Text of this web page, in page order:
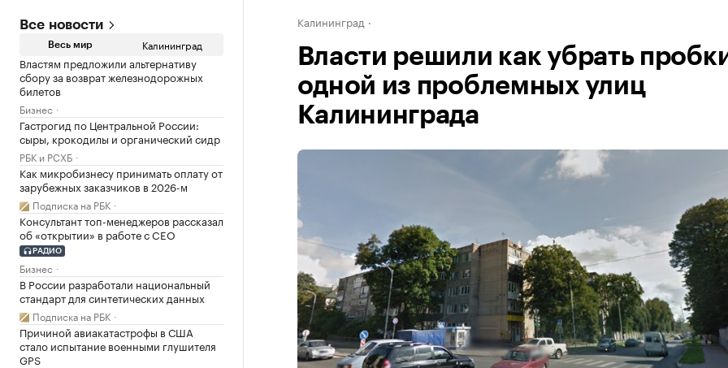
Все новости
Весь мир Калининград
Властям предложили альтернативу
сбору за возврат железнодорожных
билетов
Бизнес
Гастрогид по Центральной России:
сыры, крокодилы и органический сидр
РБК и РСХБ
Как микробизнесу принимать оплату от
зарубежных заказчиков в 2026-м
Подписка на РБК
Консультант топ-менеджеров рассказал
об «открытии» в работе с CEO
РАДИО
Бизнес
В России разработали национальный
стандарт для синтетических данных
Подписка на РБК
Причиной авиакатастрофы в США
стало испытание военными глушителя
GPS
Калининград
Власти решили как убрать
одной из проблемных улиц
Калининграда